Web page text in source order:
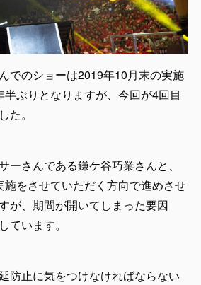
でのショーは2019年10月末の実施
ぶりとなりますが、今回が4回目
た。
ーさんである鎌ケ谷巧業さんと、
施をさせていただく方向で進めさせ
が、期間が開いてしまった要因
ています。
防止に気をつけなければならない